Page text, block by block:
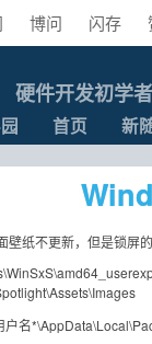
博问 闪存
硬件开发初学者
首页 新
壁纸不更新，但是锁屏
户名